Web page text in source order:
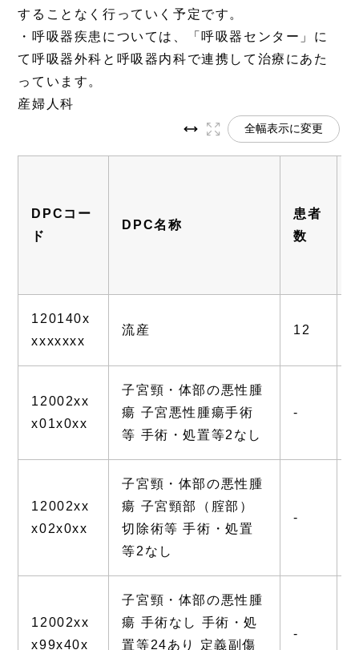
することなく行っていく予定です。
・呼吸器疾患については、「呼吸器センター」に
て呼吸器外科と呼吸器内科で連携して治療にあた
っています。
産婦人科
全幅表示に変更
DPCコー
ド
DPC名称
患者
数
120140x
xxxxxxx
流産 12
12002xx
x01x0xx
子宮頸・体部の悪性腫
瘍 子宮悪性腫瘍手術
等 手術・処置等2なし
-
12002xx
x02x0xx
子宮頸・体部の悪性腫
瘍 子宮頸部（腟部）
切除術等 手術・処置
等2なし
-
12002xx
x99x40x
子宮頸・体部の悪性腫
瘍 手術なし 手術・処
置等24あり 定義副傷
-